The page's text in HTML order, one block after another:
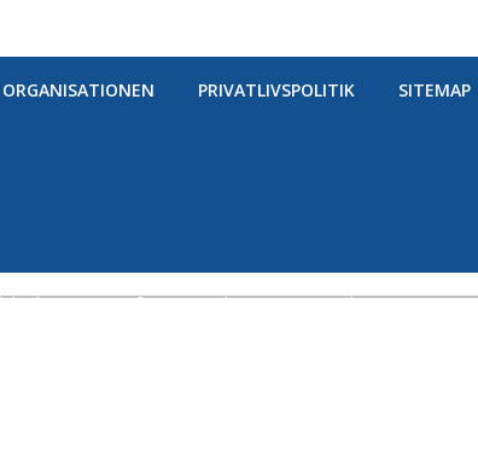
ORGANISATIONEN PRIVATLIVSPOLITIK SITEMAP
the usage of our services you permit us to use